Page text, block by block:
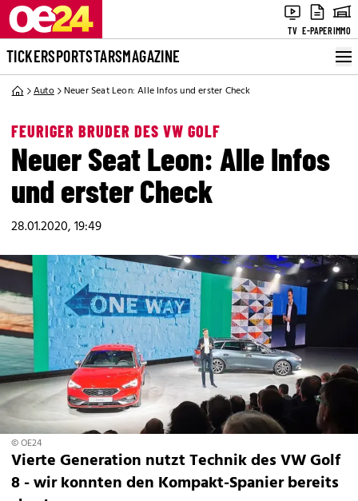
TV E-PAPERIMMO
TICKERSPORTSTARSMAGAZINE
Auto Neuer Seat Leon: Alle Infos und erster Check
FEURIGER BRUDER DES VW GOLF
Neuer Seat Leon: Alle Infos
und erster Check
28.01.2020, 19:49
© OE24
Vierte Generation nutzt Technik des VW Golf
8 - wir konnten den Kompakt-Spanier bereits